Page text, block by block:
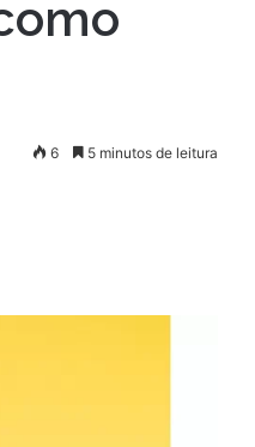
6 5 minutos de leitura